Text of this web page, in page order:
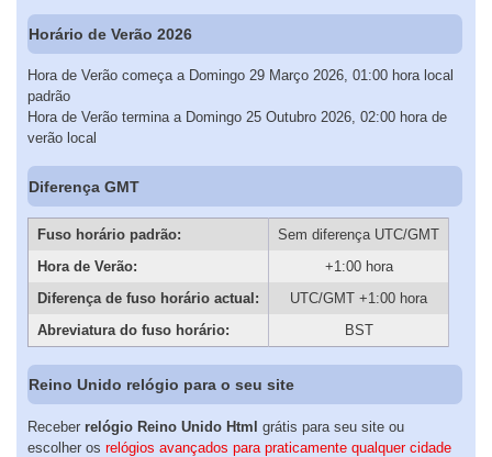
Horário de Verão 2026
Hora de Verão começa a Domingo 29 Março 2026, 01:00 hora local
padrão
Hora de Verão termina a Domingo 25 Outubro 2026, 02:00 hora de
verão local
Diferença GMT
Fuso horário padrão:
Sem diferença UTC/GMT
Hora de Verão:
+1:00 hora
Diferença de fuso horário actual:
UTC/GMT +1:00 hora
Abreviatura do fuso horário:
BST
Reino Unido relógio para o seu site
Receber relógio Reino Unido Html grátis para seu site ou
escolher os relógios avançados para praticamente qualquer cidade